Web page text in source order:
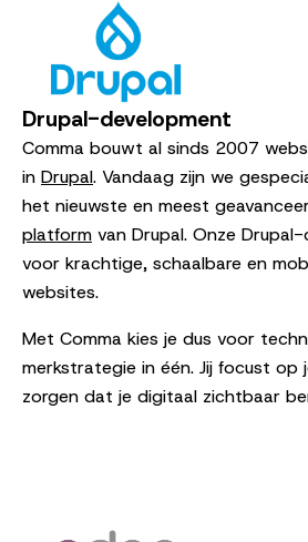
Drupal-development
Comma bouwt al sinds 2007
in Drupal. Vandaag zijn we
het nieuwste en meest
platform van Drupal. Onze
voor krachtige, schaalbare en
websites.
Met Comma kies je dus voor
merkstrategie in één. Jij focust op
zorgen dat je digitaal zichtbaar